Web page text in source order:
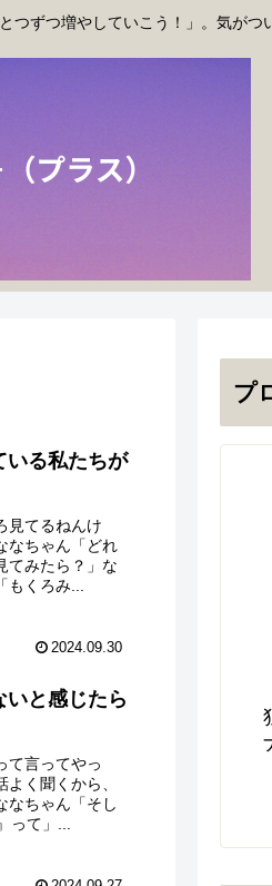
ずつ増やしていこう！」。気がつ
いる私たちが
見てるねんけ
なちゃん「どれ
てみたら？」な
くろみ...
2024.09.30
と感じたら
て言ってやっ
く聞くから、
なちゃん「そし
って」...
プ